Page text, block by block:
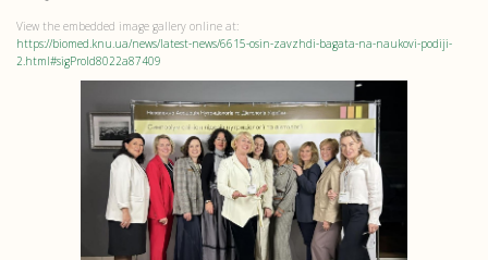
View the embedded image gallery online at:
https://biomed.knu.ua/news/latest-news/6615-osin-zavzhdi-bagata-na-naukovi-podiji-
2.html#sigProId8022a87409